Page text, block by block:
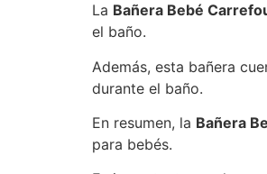
La Bañera Bebé
el baño.
Además, esta bañera
durante el baño.
En resumen, la Bañera
para bebés.